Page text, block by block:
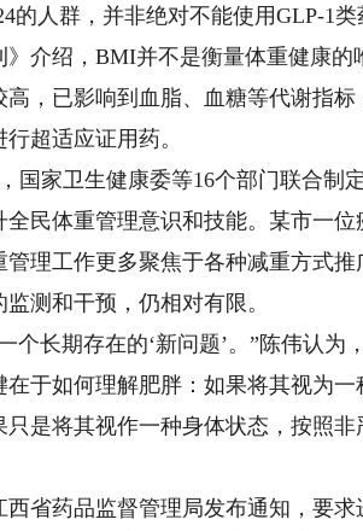
人群，并非绝对不能使用GLP-1类
》介绍，BMI并不是衡量体重健康
高，已影响到血脂、血糖等代谢指
超适应证用药。
家卫生健康委等16个部门联合制
全民体重管理意识和技能。某市一
管理工作更多聚焦于各种减重方式
测和干预，仍相对有限。
长期存在的‘新问题’。”陈伟认为
在于如何理解肥胖：如果将其视为
只是将其视作一种身体状态，按照
药品监督管理局发布通知，要求